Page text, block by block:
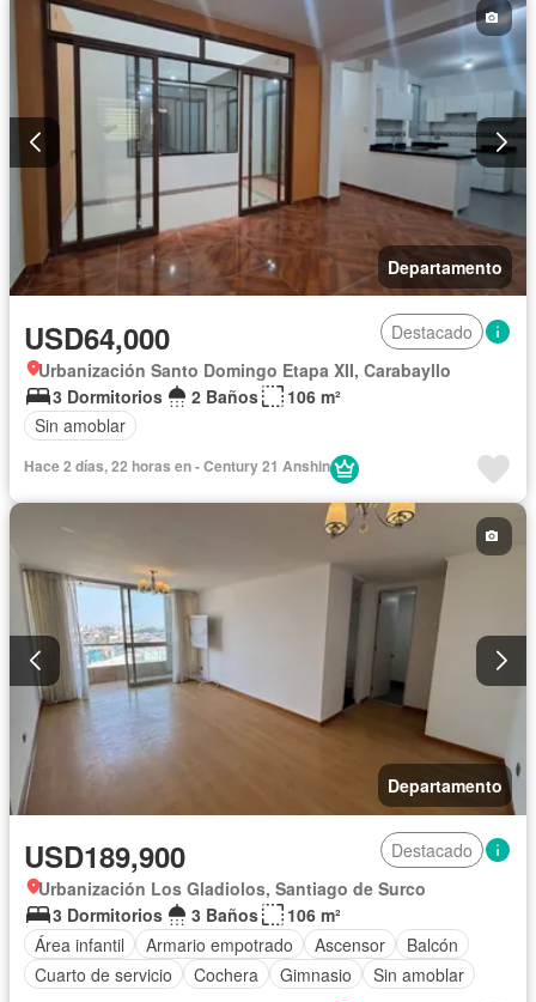
Departamento
USD64,000
Destacado
Urbanización Santo Domingo Etapa XII, Carabayllo
3 Dormitorios
2 Baños
106 m²
Sin amoblar
Hace 2 días, 22 horas en - Century 21 Anshin
Departamento
USD189,900
Destacado
Urbanización Los Gladiolos, Santiago de Surco
3 Dormitorios
3 Baños
106 m²
Área infantil
Armario empotrado Ascensor
Balcón
Cuarto de servicio
Cochera Gimnasio Sin amoblar